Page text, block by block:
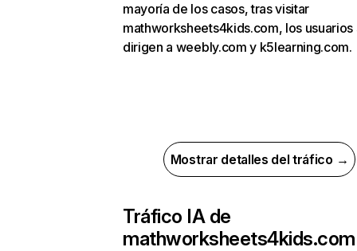
mayoría de los casos, tras visitar
mathworksheets4kids.com, los usuarios
dirigen a weebly.com y k5learning.com.
Mostrar detalles del tráfico →
Tráfico IA de
mathworksheets4kids.com